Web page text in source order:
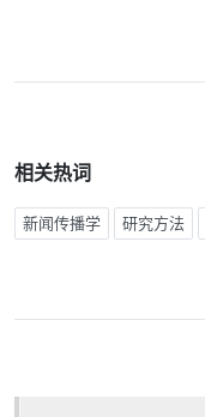
相关热词
新闻传播学 研究方法